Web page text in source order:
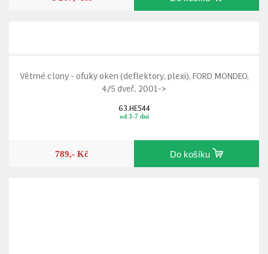
Větrné clony - ofuky oken (deflektory, plexi), FORD MONDEO,
4/5 dveř., 2001->
63.HE544
od 3-7 dní
789,- Kč Do košíku